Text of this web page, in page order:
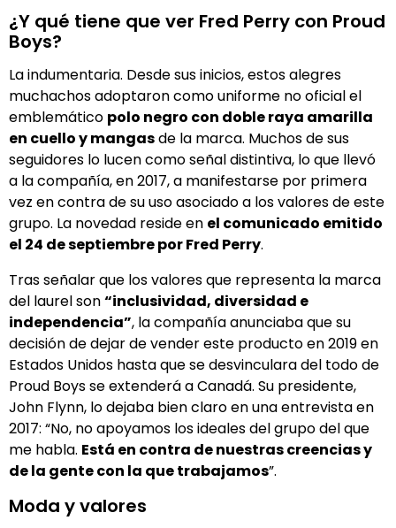
¿Y qué tiene que ver Fred Perry con Proud
Boys?
La indumentaria. Desde sus inicios, estos alegres
muchachos adoptaron como uniforme no oficial el
emblemático polo negro con doble raya amarilla
en cuello y mangasde la marca. Muchos de sus
seguidores lo lucen como señal distintiva, lo que llevó
a la compañía, en 2017, a manifestarse por primera
vez en contra de su uso asociado a los valores de este
grupo. La novedad reside en el comunicado emitido
el 24 de septiembre por Fred Perry.
Tras señalar que los valores que representa la marca
del laurel son“inclusividad, diversidad e
independencia”, la compañía anunciaba que su
decisión de dejar de vender este producto en 2019 en
Estados Unidos hasta que se desvinculara del todo de
Proud Boys se extenderá a Canadá. Su presidente,
John Flynn, lo dejaba bien claro en una entrevista en
2017: “No, no apoyamos los ideales del grupo del que
me habla. Está en contra de nuestras creencias y
de la gente con la que trabajamos”.
Moda y valores